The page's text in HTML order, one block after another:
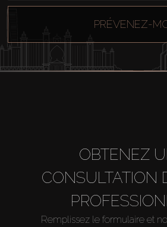
PRÉVENEZ-
OBTENEZ
CONSULTATION
Remplissez le formulaire et